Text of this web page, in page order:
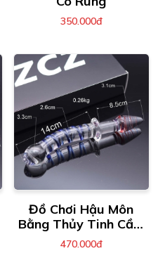
350.000đ
Đồ Chơi Hậu Môn
Bằng Thủy Tinh Cầm
Tay 2 Đầu
470.000đ